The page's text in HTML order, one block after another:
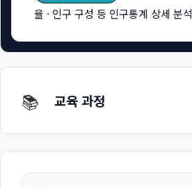
율 · 인구 구성 등 인구통계 상세 분석
📚 교육 과정